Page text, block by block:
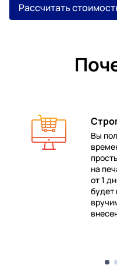
Рассчитать
Вы
на
от 1
будет